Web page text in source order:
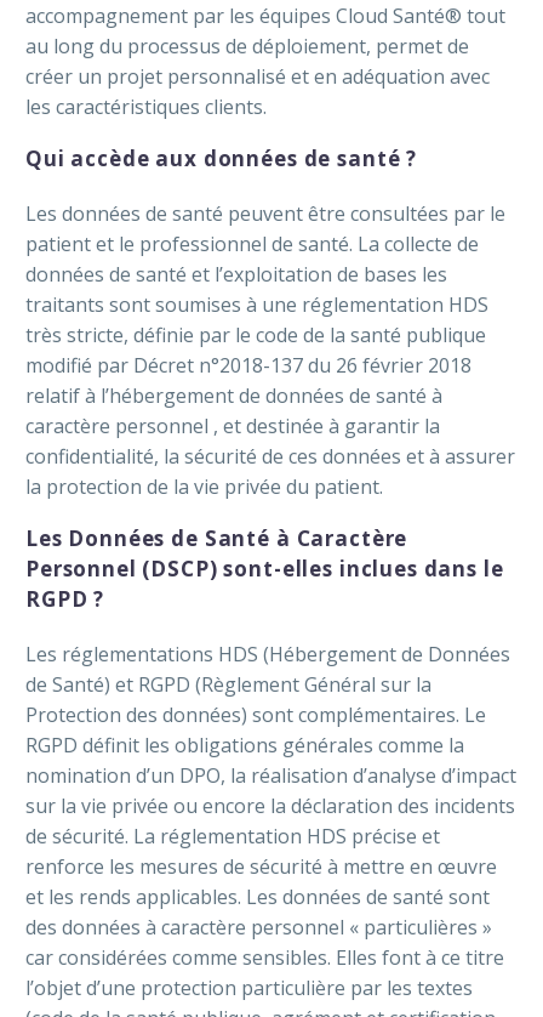
accompagnement par les équipes Cloud Santé® tout
au long du processus de déploiement, permet de
créer un projet personnalisé et en adéquation avec
les caractéristiques clients.
Qui accède aux données de santé ?
Les données de santé peuvent être consultées par le
patient et le professionnel de santé. La collecte de
données de santé et l’exploitation de bases les
traitants sont soumises à une réglementation HDS
très stricte, définie par le code de la santé publique
modifié par Décret n°2018-137 du 26 février 2018
relatif à l’hébergement de données de santé à
caractère personnel , et destinée à garantir la
confidentialité, la sécurité de ces données et à assurer
la protection de la vie privée du patient.
Les Données de Santé à Caractère
Personnel (DSCP) sont-elles inclues dans le
RGPD ?
Les réglementations HDS (Hébergement de Données
de Santé) et RGPD (Règlement Général sur la
Protection des données) sont complémentaires. Le
RGPD définit les obligations générales comme la
nomination d’un DPO, la réalisation d’analyse d’impact
sur la vie privée ou encore la déclaration des incidents
de sécurité. La réglementation HDS précise et
renforce les mesures de sécurité à mettre en œuvre
et les rends applicables. Les données de santé sont
des données à caractère personnel « particulières »
car considérées comme sensibles. Elles font à ce titre
l’objet d’une protection particulière par les textes